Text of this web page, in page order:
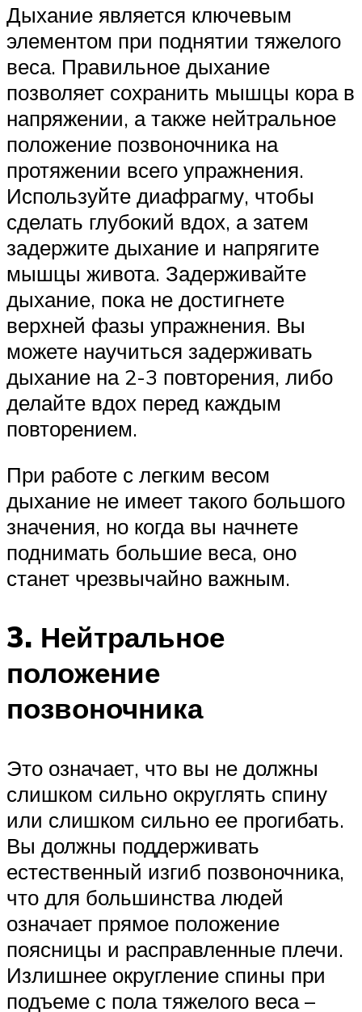
Дыхание является ключевым
элементом при поднятии тяжелого
веса. Правильное дыхание
позволяет сохранить мышцы кора в
напряжении, а также нейтральное
положение позвоночника на
протяжении всего упражнения.
Используйте диафрагму, чтобы
сделать глубокий вдох, а затем
задержите дыхание и напрягите
мышцы живота. Задерживайте
дыхание, пока не достигнете
верхней фазы упражнения. Вы
можете научиться задерживать
дыхание на 2-3 повторения, либо
делайте вдох перед каждым
повторением.
При работе с легким весом
дыхание не имеет такого большого
значения, но когда вы начнете
поднимать большие веса, оно
станет чрезвычайно важным.
3. Нейтральное
положение
позвоночника
Это означает, что вы не должны
слишком сильно округлять спину
или слишком сильно ее прогибать.
Вы должны поддерживать
естественный изгиб позвоночника,
что для большинства людей
означает прямое положение
поясницы и расправленные плечи.
Излишнее округление спины при
подъеме с пола тяжелого веса –